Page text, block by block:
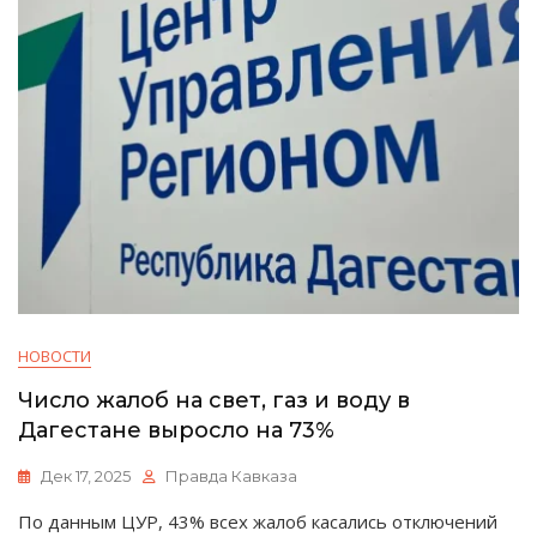
НОВОСТИ
Число жалоб на свет, газ и воду в
Дагестане выросло на 73%
Дек 17, 2025 Правда Кавказа
По данным ЦУР, 43% всех жалоб касались отключений